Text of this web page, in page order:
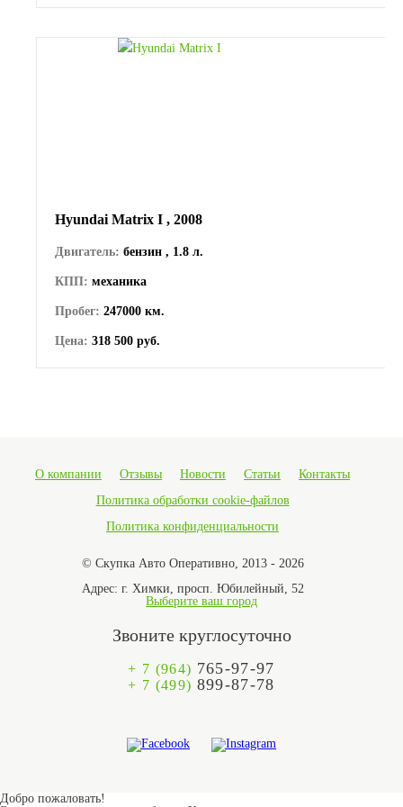
Hyundai Matrix I , 2008
Двигатель: бензин , 1.8 л.
КПП: механика
Пробег: 247000 км.
Цена: 318 500 руб.
О компании Отзывы Новости Статьи
Контакты
Политика обработки cookie-файлов
Политика конфиденциальности
© Скупка Авто Оперативно, 2013 - 2026
Адрес: г. Химки, просп. Юбилейный, 52
Выберите ваш город
Звоните круглосуточно
+ 7 (964) 765-97-97
+ 7 (499) 899-87-78
Добро пожаловать!